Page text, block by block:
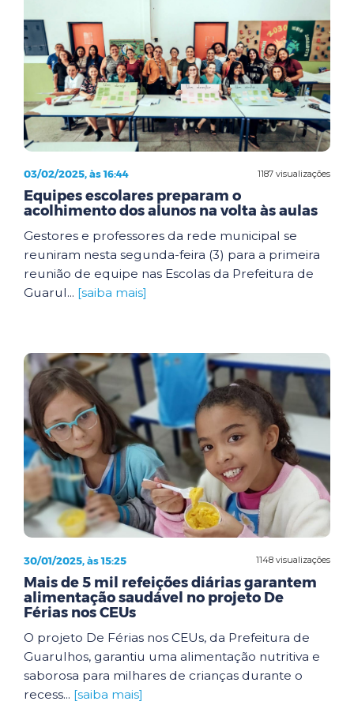
1187 visualizações
03/02/2025, às 16:44
Equipes escolares preparam o
acolhimento dos alunos na volta às aulas
Gestores e professores da rede municipal se
reuniram nesta segunda-feira (3) para a primeira
reunião de equipe nas Escolas da Prefeitura de
Guarul... [saiba mais]
1148 visualizações
30/01/2025, às 15:25
Mais de 5 mil refeições diárias garantem
alimentação saudável no projeto De
Férias nos CEUs
O projeto De Férias nos CEUs, da Prefeitura de
Guarulhos, garantiu uma alimentação nutritiva e
saborosa para milhares de crianças durante o
recess... [saiba mais]